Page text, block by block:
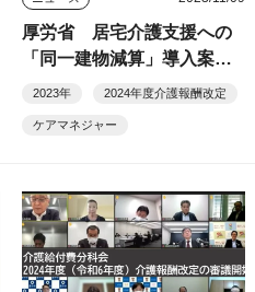
厚労省 居宅介護支援への
「同一建物減算」導入案を
提示
2023年 2024年度介護報酬改定
ケアマネジャー